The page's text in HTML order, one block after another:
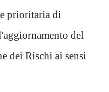
prioritaria di
del
dei Rischi ai sensi